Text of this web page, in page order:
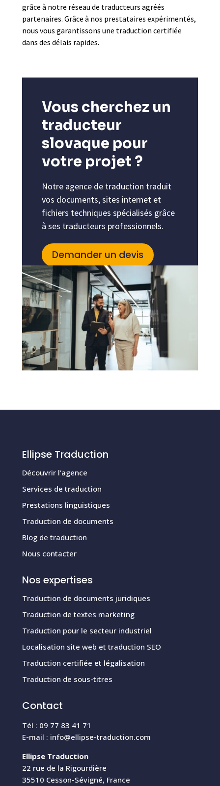
grâce à notre réseau de traducteurs agréés
partenaires. Grâce à nos prestataires expérimentés,
nous vous garantissons une traduction certifiée
dans des délais rapides.
Vous cherchez un
traducteur
slovaque pour
votre projet ?
Notre agence de traduction traduit
vos documents, sites internet et
fichiers techniques spécialisés grâce
à ses traducteurs professionnels.
Demander un devis
Ellipse Traduction
Découvrir l’agence
Services de traduction
Prestations linguistiques
Traduction de documents
Blog de traduction
Nous contacter
Nos expertises
Traduction de documents juridiques
Traduction de textes marketing
Traduction pour le secteur industriel
Localisation site web et traduction SEO
Traduction certifiée et légalisation
Traduction de sous-titres
Contact
Tél : 09 77 83 41 71
E-mail : info@ellipse-traduction.com
Ellipse Traduction
22 rue de la Rigourdière
35510 Cesson-Sévigné, France